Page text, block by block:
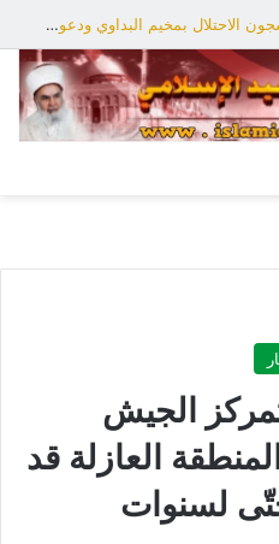
وقفة تضامنية مع الأسرى في سجون الاحتلال بمخيم البداوي ودعوات لحملة دولية
الجيش
العازلة قد
لسنوات